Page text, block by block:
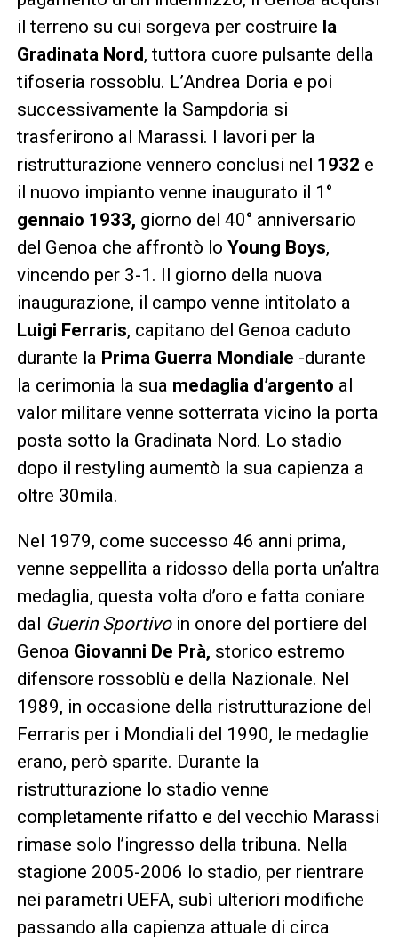
il terreno su cui sorgeva per costruire la
Gradinata Nord, tuttora cuore pulsante della
tifoseria rossoblu. L’Andrea Doria e poi
successivamente la Sampdoria si
trasferirono al Marassi. I lavori per la
ristrutturazione vennero conclusi nel 1932 e
il nuovo impianto venne inaugurato il 1°
gennaio 1933, giorno del 40° anniversario
del Genoa che affrontò lo Young Boys,
vincendo per 3-1. Il giorno della nuova
inaugurazione, il campo venne intitolato a
Luigi Ferraris, capitano del Genoa caduto
durante la Prima Guerra Mondiale -durante
la cerimonia la sua medaglia d’argento al
valor militare venne sotterrata vicino la porta
posta sotto la Gradinata Nord. Lo stadio
dopo il restyling aumentò la sua capienza a
oltre 30mila.
Nel 1979, come successo 46 anni prima,
venne seppellita a ridosso della porta un’altra
medaglia, questa volta d’oro e fatta coniare
dal Guerin Sportivoin onore del portiere del
Genoa Giovanni De Prà, storico estremo
difensore rossoblù e della Nazionale. Nel
1989, in occasione della ristrutturazione del
Ferraris per i Mondiali del 1990, le medaglie
erano, però sparite. Durante la
ristrutturazione lo stadio venne
completamente rifatto e del vecchio Marassi
rimase solo l’ingresso della tribuna. Nella
stagione 2005-2006 lo stadio, per rientrare
nei parametri UEFA, subì ulteriori modifiche
passando alla capienza attuale di circa